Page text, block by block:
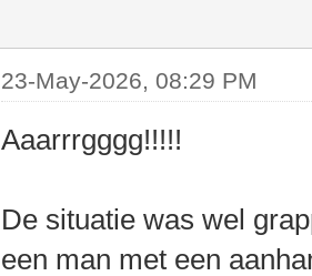
23-May-2026, 08:29 PM
Aaarrrgggg!!!!!
De situatie was wel
een man met een